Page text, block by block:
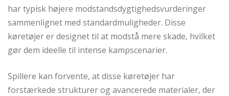
har typisk højere modstandsdygtighedsvurderinger
sammenlignet med standardmuligheder. Disse
køretøjer er designet til at modstå mere skade, hvilket
gør dem ideelle til intense kampscenarier.
Spillere kan forvente, at disse køretøjer har
forstærkede strukturer og avancerede materialer, der